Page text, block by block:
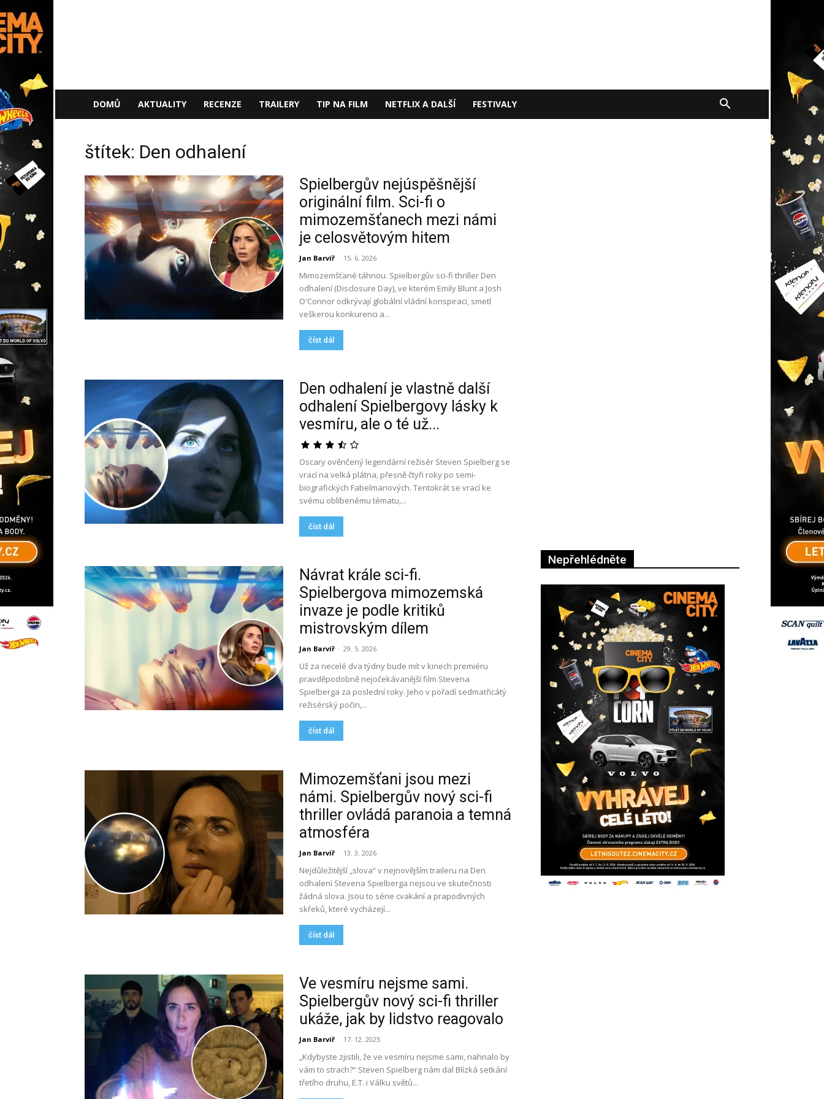
DOMŮ AKTUALITY RECENZE TRAILERY TIP NA FILM NETFLIX A DALŠÍ FESTIVALY
štítek: Den odhalení
Spielbergův nejúspěšnější
originální film. Sci-fi o
mimozemšťanech mezi námi
je celosvětovým hitem
Jan Barvíř - 15. 6. 2026
Mimozemšťané táhnou. Spielbergův sci-fi thriller Den
odhalení (Disclosure Day), ve kterém Emily Blunt a Josh
O'Connor odkrývají globální vládní konspiraci, smetl
veškerou konkurenci a...
číst dál
Den odhalení je vlastně další
odhalení Spielbergovy lásky k
vesmíru, ale o té už...
Oscary ověnčený legendární režisér Steven Spielberg se
vrací na velká plátna, přesně čtyři roky po semi-
biografických Fabelmanových. Tentokrát se vrací ke
svému oblíbenému tématu,...
číst dál
Návrat krále sci-fi.
Spielbergova mimozemská
invaze je podle kritiků
mistrovským dílem
Jan Barvíř - 29. 5. 2026
Už za necelé dva týdny bude mít v kinech premiéru
pravděpodobně nejočekávanější film Stevena
Spielberga za poslední roky. Jeho v pořadí sedmatřicátý
režisérský počin,...
číst dál
Mimozemšťani jsou mezi
námi. Spielbergův nový sci-fi
thriller ovládá paranoia a temná
atmosféra
Jan Barvíř - 13. 3. 2026
Nejdůležitější „slova“ v nejnovějším traileru na Den
odhalení Stevena Spielberga nejsou ve skutečnosti
žádná slova. Jsou to série cvakání a prapodivných
skřeků, které vycházejí...
číst dál
Ve vesmíru nejsme sami.
Spielbergův nový sci-fi thriller
ukáže, jak by lidstvo reagovalo
Jan Barvíř - 17. 12. 2025
„Kdybyste zjistili, že ve vesmíru nejsme sami, nahnalo by
vám to strach?“ Steven Spielberg nám dal Blízká setkání
třetího druhu, E.T. i Válku světů...
Nepřehlédněte